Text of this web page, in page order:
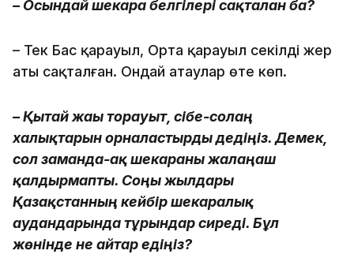
– Осындай шекара белгілері сақталған ба?
– Тек Бас қарауыл, Орта қарауыл секілді жер
аты сақталған. Ондай атаулар өте көп.
– Қытай жағы торғауыт, сібе-солаң
халықтарын орналастырды дедіңіз. Демек,
сол заманда-ақ шекараны жалаңаш
қалдырмапты. Соңғы жылдары
Қазақстанның кейбір шекаралық
аудандарында тұрғындар сиреді. Бұл
жөнінде не айтар едіңіз?